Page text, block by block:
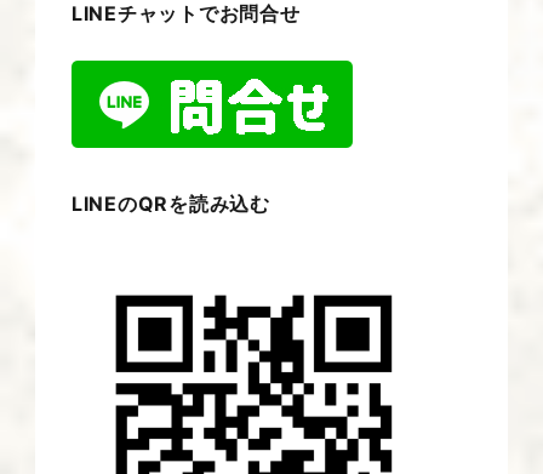
LINEチャットでお問合せ
LINEのQRを読み込む